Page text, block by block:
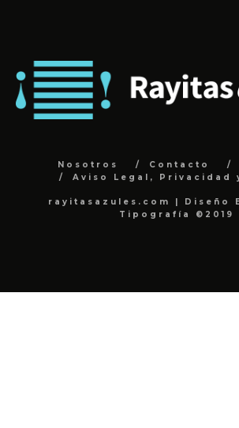
Nosotros Contacto
Aviso Legal, Privacidad
rayitasazules.com | Diseño
Tipografía ©2019